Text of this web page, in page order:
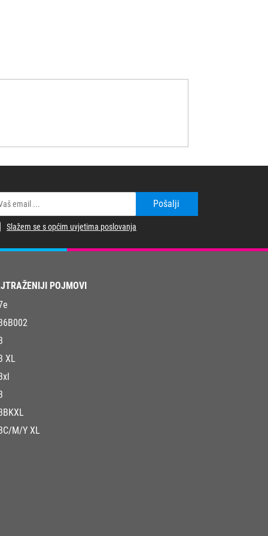
Pošalji
Slažem se s općim uvjetima poslovanja
POJMOVI
XL
M/Y XL